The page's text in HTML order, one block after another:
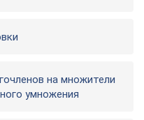
на множители
умножения